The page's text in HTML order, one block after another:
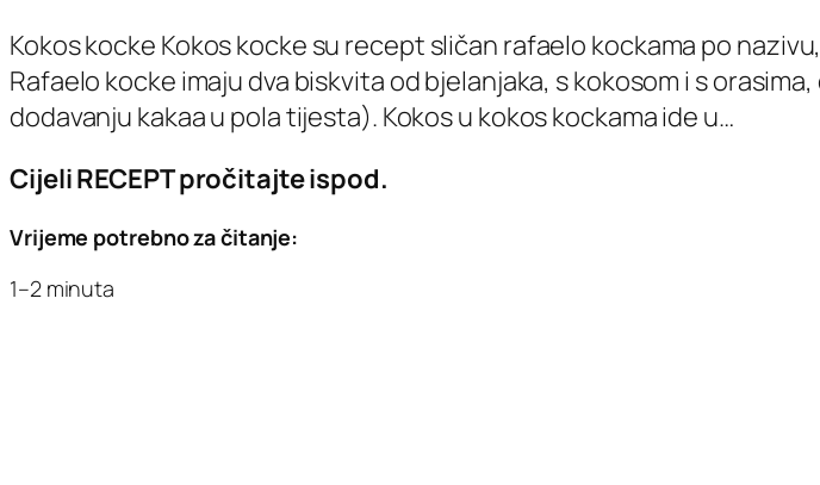
Kokos kocke Kokos kocke su recept sličan rafaelo kockama po
Rafaelo kocke imaju dva biskvita od bjelanjaka, s kokosom i s
dodavanju kakaa u pola tijesta). Kokos u kokos kockama ide u…
Cijeli RECEPT pročitajte ispod.
Vrijeme potrebno za čitanje:
1–2 minuta